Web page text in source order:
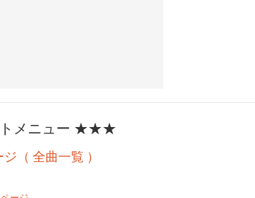
メニュー ★★★
（ 全曲一覧 ）